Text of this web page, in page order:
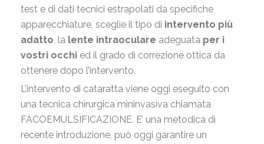
test e di dati tecnici estrapolati da specifiche
apparecchiature, sceglie il tipo di intervento più
adatto, la lente intraoculare adeguata per i
vostri occhi ed il grado di correzione ottica da
ottenere dopo l’intervento.
L’intervento di cataratta viene oggi eseguito con
una tecnica chirurgica mininvasiva chiamata
FACOEMULSIFICAZIONE. E’ una metodica di
recente introduzione, può oggi garantire un